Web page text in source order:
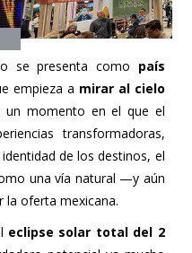
se presenta como
empieza a
mirar al cielo
un momento en el que el
transformadoras,
de los destinos, el
una vía natural —y aún
oferta mexicana.
potencial va mucho